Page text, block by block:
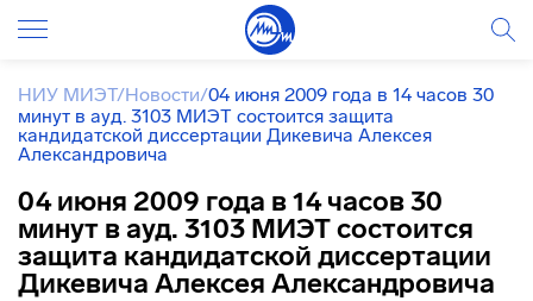
НИУ МИЭТ/Новости/04 июня 2009 года в 14 часов 30
минут в ауд. 3103 МИЭТ состоится защита
кандидатской диссертации Дикевича Алексея
Александровича
04 июня 2009 года в 14 часов 30
минут в ауд. 3103 МИЭТ состоится
защита кандидатской диссертации
Дикевича Алексея Александровича